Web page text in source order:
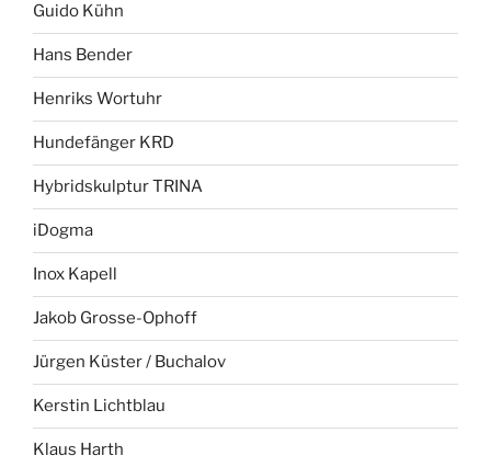
Guido Kühn
Hans Bender
Henriks Wortuhr
Hundefänger KRD
Hybridskulptur TRINA
iDogma
Inox Kapell
Jakob Grosse-Ophoff
Jürgen Küster / Buchalov
Kerstin Lichtblau
Klaus Harth